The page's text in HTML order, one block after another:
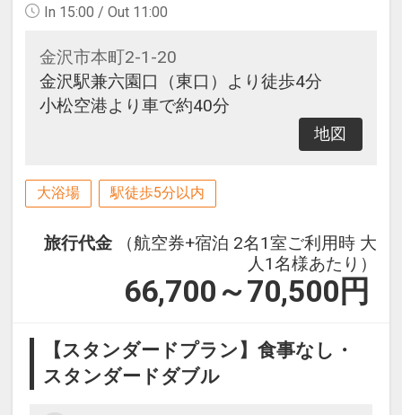
In 15:00 / Out 11:00
金沢市本町2-1-20
金沢駅兼六園口（東口）より徒歩4分
小松空港より車で約40分
地図
大浴場 駅徒歩5分以内
旅行代金
（航空券+宿泊 2名1室ご利用時 大
人1名様あたり）
66,700～70,500 円
【スタンダードプラン】食事なし・
スタンダードダブル